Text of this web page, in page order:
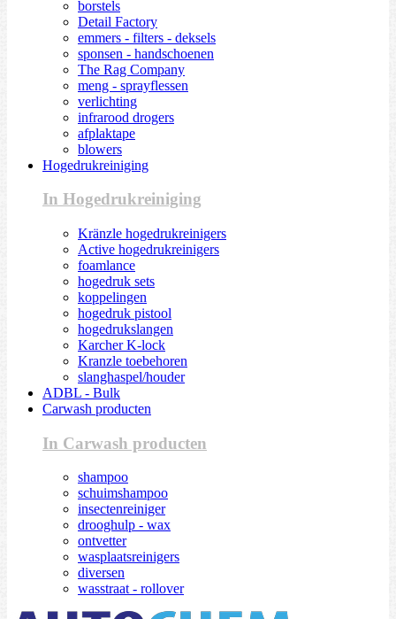
borstels
Detail Factory
emmers - filters - deksels
sponsen - handschoenen
The Rag Company
meng - sprayflessen
verlichting
infrarood drogers
afplaktape
blowers
Hogedrukreiniging
In Hogedrukreiniging
Kränzle hogedrukreinigers
Active hogedrukreinigers
foamlance
hogedruk sets
koppelingen
hogedruk pistool
hogedrukslangen
Karcher K-lock
Kranzle toebehoren
slanghaspel/houder
ADBL - Bulk
Carwash producten
In Carwash producten
shampoo
schuimshampoo
insectenreiniger
drooghulp - wax
ontvetter
wasplaatsreinigers
diversen
wasstraat - rollover